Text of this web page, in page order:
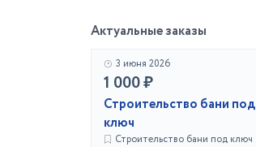
Актуальные заказы
3 июня 2026
1 000 ₽
Строительство бани под
ключ
Строительство бани под ключ